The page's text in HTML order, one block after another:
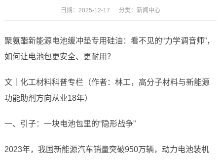
日期：2025-12-17 分类： 新闻中心
聚氨酯新能源电池缓冲垫专用硅油：看不见的“力学调音师”，
如何让电池包更安全、更耐用？
文｜化工材料科普专栏（作者：林工，高分子材料与新能源
功能助剂方向从业18年）
一、引子：一块电池包里的“隐形战争”
2023年，我国新能源汽车销量突破950万辆，动力电池装机